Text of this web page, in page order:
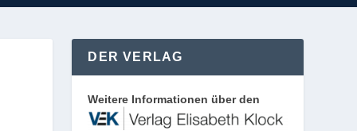
DER VERLAG
Weitere Informationen über den